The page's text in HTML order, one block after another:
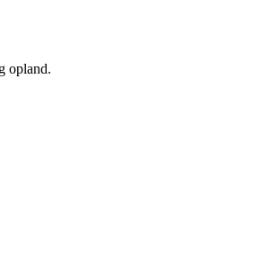
opland.